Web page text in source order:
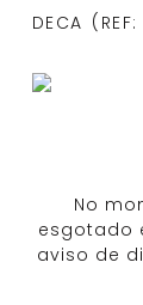
DECA REF: